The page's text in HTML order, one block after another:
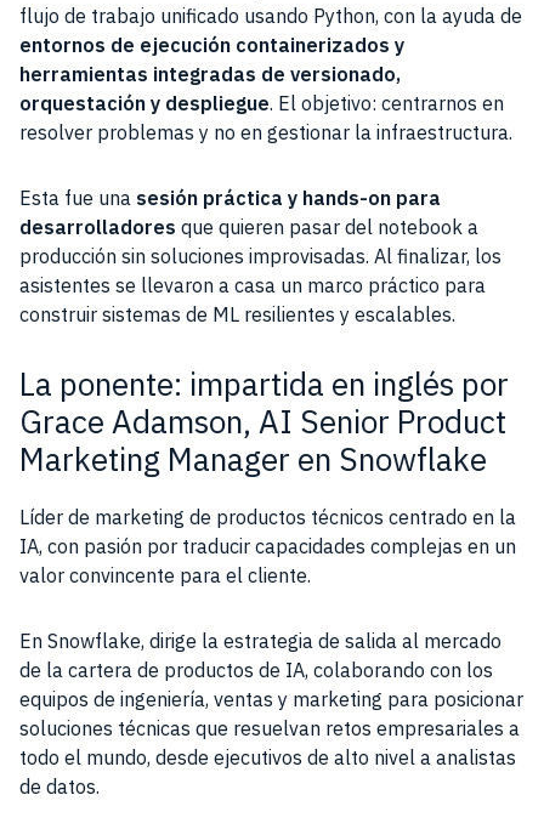
flujo de trabajo unificado usando Python, con la ayuda de
entornos de ejecución containerizados y
herramientas integradas de versionado,
orquestación y despliegue. El objetivo: centrarnos en
resolver problemas y no en gestionar la infraestructura.
Esta fue una sesión práctica y hands-on para
desarrolladores que quieren pasar del notebook a
producción sin soluciones improvisadas. Al finalizar, los
asistentes se llevaron a casa un marco práctico para
construir sistemas de ML resilientes y escalables.
La ponente: impartida en inglés por
Grace Adamson, AI Senior Product
Marketing Manager en Snowflake
Líder de marketing de productos técnicos centrado en la
IA, con pasión por traducir capacidades complejas en un
valor convincente para el cliente.
En Snowflake, dirige la estrategia de salida al mercado
de la cartera de productos de IA, colaborando con los
equipos de ingeniería, ventas y marketing para posicionar
soluciones técnicas que resuelvan retos empresariales a
todo el mundo, desde ejecutivos de alto nivel a analistas
de datos.